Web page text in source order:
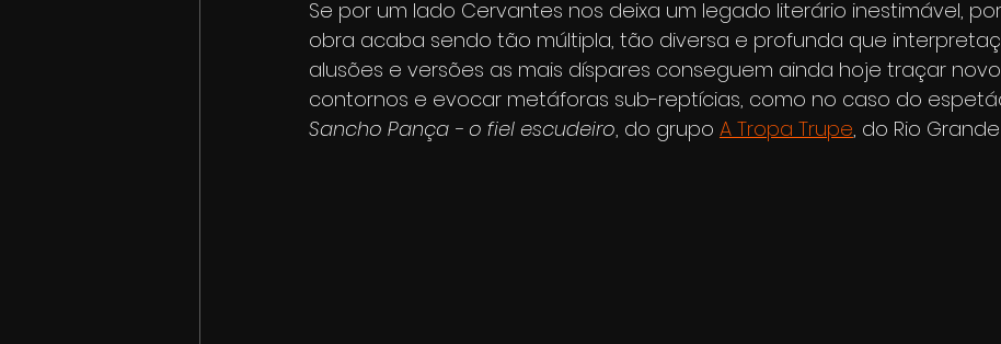
Se por um lado Cervantes nos deixa um legado literário inestimável,
obra acaba sendo tão múltipla, tão diversa e profunda que
alusões e versões as mais díspares conseguem ainda hoje traçar
contornos e evocar metáforas sub-reptícias, como no caso do
Sancho Pança - o fiel escudeiro, do grupo A Tropa Trupe, do Rio